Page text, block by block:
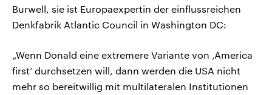
Burwell, sie ist Europaexpertin der einflussreichen
Denkfabrik Atlantic Council in Washington DC:
„Wenn Donald eine extremere Variante von ‚America
first‘ durchsetzen will, dann werden die USA nicht
mehr so bereitwillig mit multilateralen Institutionen